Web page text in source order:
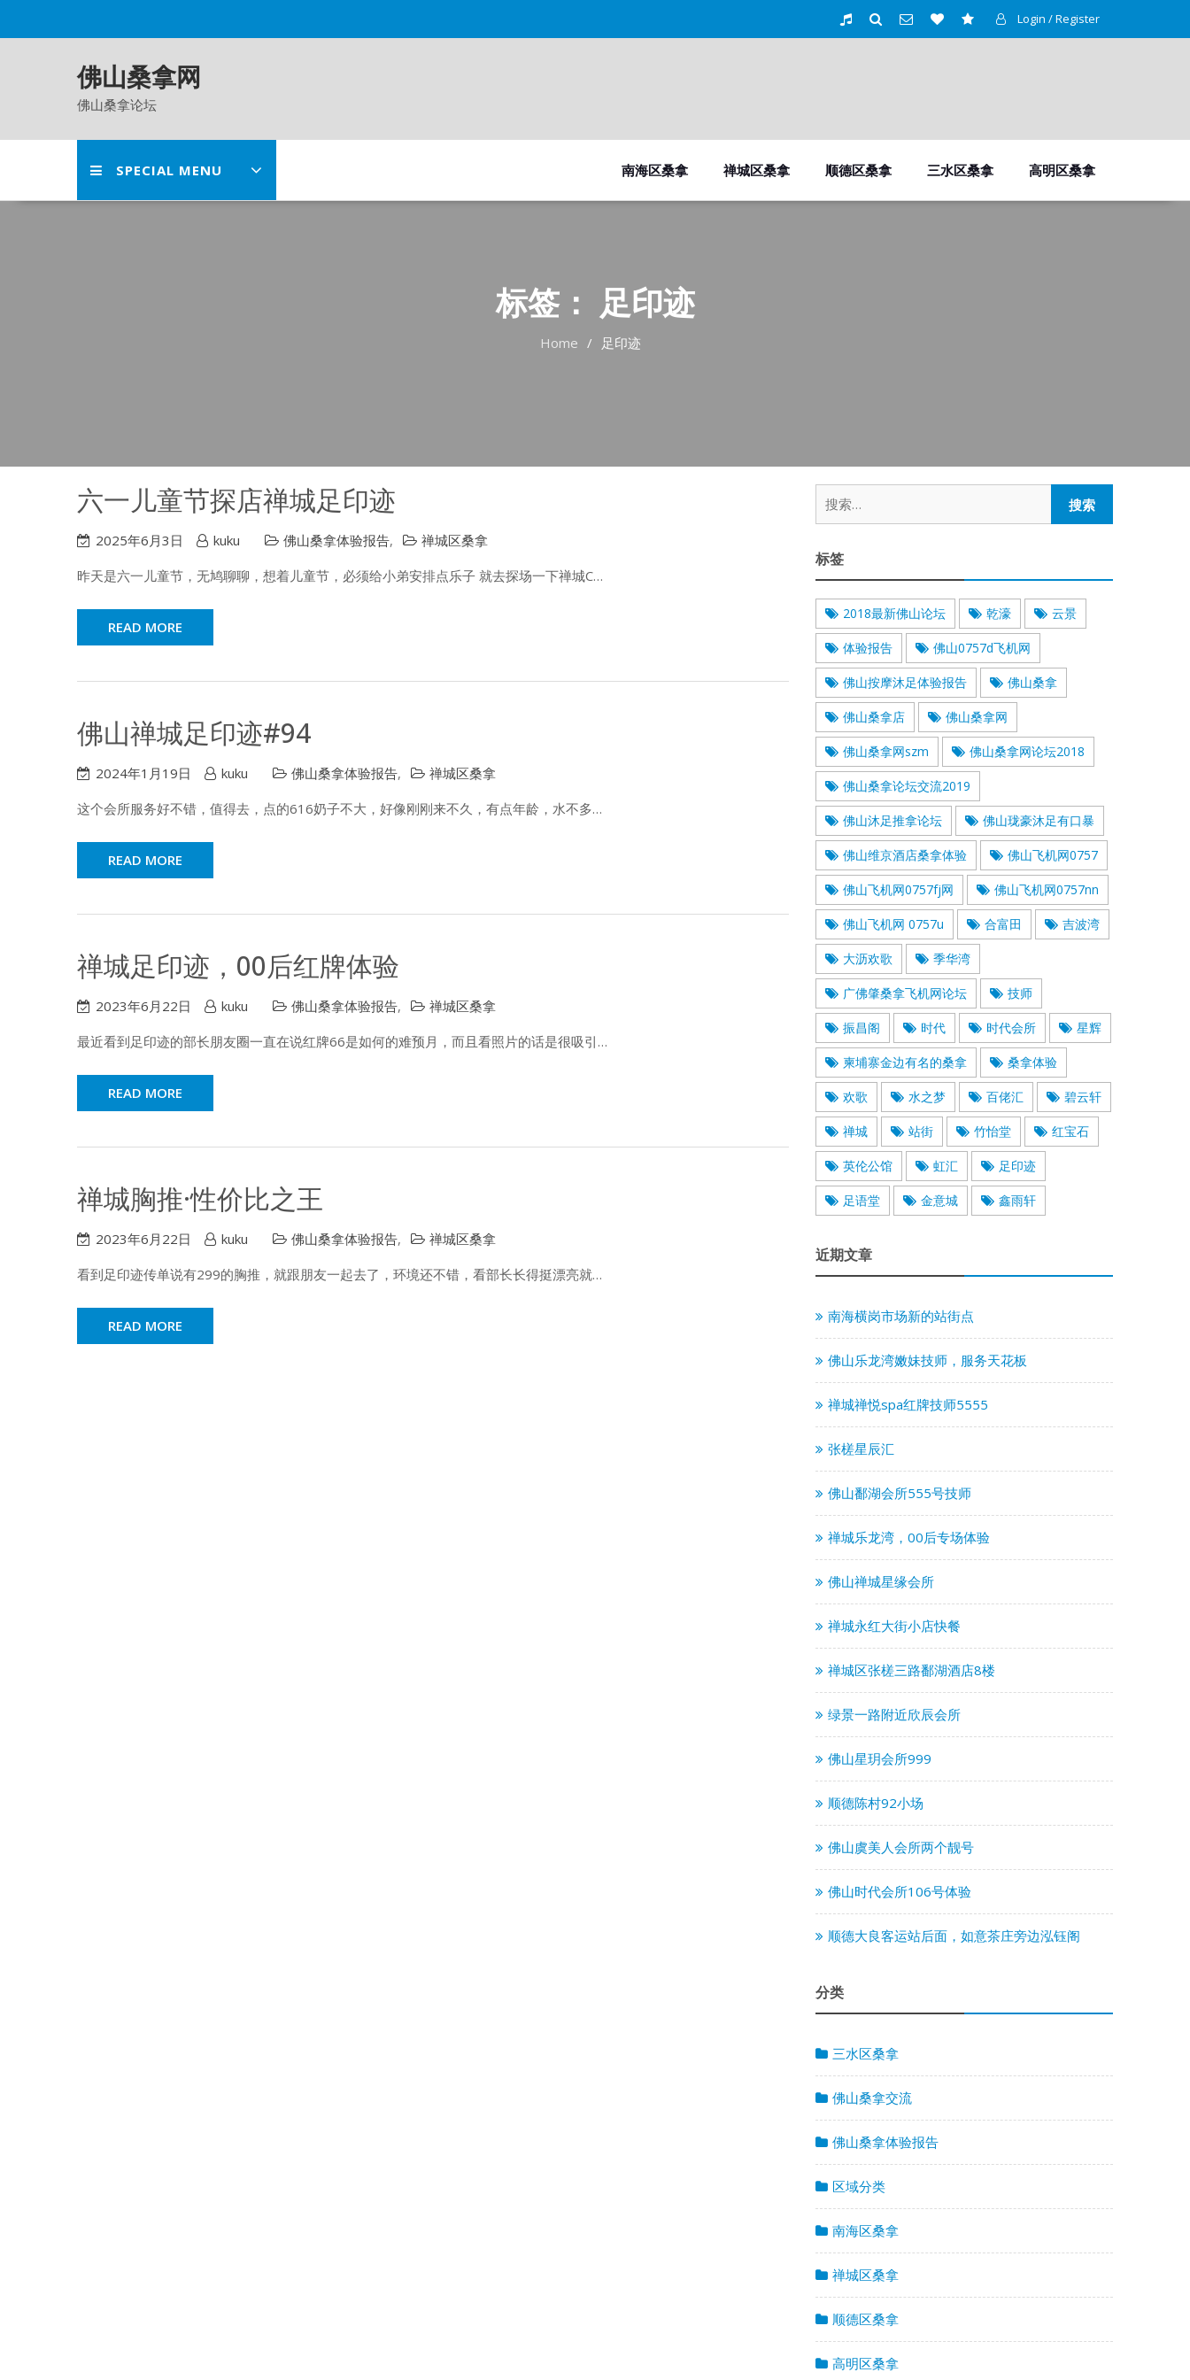
Login / Register
佛山桑拿网
佛山桑拿论坛
SPECIAL MENU 南海区桑拿 禅城区桑拿 顺德区桑拿 三水区桑拿 高明区桑拿
标签： 足印迹
Home 足印迹
六一儿童节探店禅城足印迹
2025年6月3日 kuku 佛山桑拿体验报告,
禅城区桑拿
昨天是六一儿童节，无鸠聊聊，想着儿童节，必须给小弟安排点乐子 就去探场一下禅城C…
READ MORE
佛山禅城足印迹#94
2024年1月19日 kuku 佛山桑拿体验报告,
禅城区桑拿
这个会所服务好不错，值得去，点的616奶子不大，好像刚刚来不久，有点年龄，水不多…
READ MORE
禅城足印迹，00后红牌体验
2023年6月22日 kuku 佛山桑拿体验报告,
禅城区桑拿
最近看到足印迹的部长朋友圈一直在说红牌66是如何的难预月，而且看照片的话是很吸引…
READ MORE
禅城胸推·性价比之王
2023年6月22日 kuku 佛山桑拿体验报告,
禅城区桑拿
看到足印迹传单说有299的胸推，就跟朋友一起去了，环境还不错，看部长长得挺漂亮就…
READ MORE
标签
2018最新佛山论坛 乾濠 云景
体验报告 佛山0757d飞机网
佛山按摩沐足体验报告 佛山桑拿
佛山桑拿店 佛山桑拿网
佛山桑拿网szm 佛山桑拿网论坛2018
佛山桑拿论坛交流2019
佛山沐足推拿论坛 佛山珑豪沐足有口暴
佛山维京酒店桑拿体验 佛山飞机网0757
佛山飞机网0757fj网 佛山飞机网0757nn
佛山飞机网 0757u 合富田 吉波湾
大沥欢歌 季华湾
广佛肇桑拿飞机网论坛 技师
振昌阁 时代 时代会所 星辉
柬埔寨金边有名的桑拿 桑拿体验
欢歌 水之梦 百佬汇 碧云轩
禅城 站街 竹怡堂 红宝石
英伦公馆 虹汇 足印迹
足语堂 金意城 鑫雨轩
近期文章
南海横岗市场新的站街点
佛山乐龙湾嫩妹技师，服务天花板
禅城禅悦spa红牌技师5555
张槎星辰汇
佛山鄱湖会所555号技师
禅城乐龙湾，00后专场体验
佛山禅城星缘会所
禅城永红大街小店快餐
禅城区张槎三路鄱湖酒店8楼
绿景一路附近欣辰会所
佛山星玥会所999
顺德陈村92小场
佛山虞美人会所两个靓号
佛山时代会所106号体验
顺德大良客运站后面，如意茶庄旁边泓钰阁
分类
三水区桑拿
佛山桑拿交流
佛山桑拿体验报告
区域分类
南海区桑拿
禅城区桑拿
顺德区桑拿
高明区桑拿